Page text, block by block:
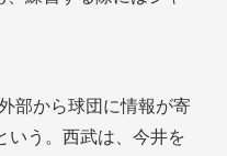
部から球団に情報が寄
いう。西武は、今井を